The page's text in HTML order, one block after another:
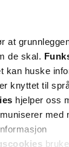
at
de skal.
kan huske
knyttet til
hjelper oss
med